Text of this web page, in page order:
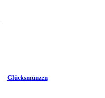
Glücksmünzen